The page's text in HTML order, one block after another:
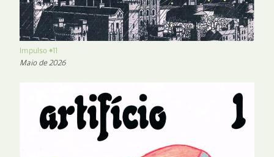
Impulso #11
Maio de 2026